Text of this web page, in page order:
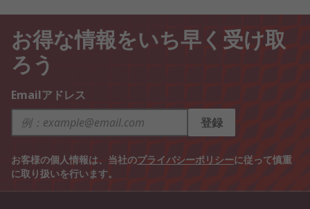
お得な情報をいち早く受け取
ろう
Emailアドレス
登録
お客様の個人情報は、当社のプライバシーポリシーに従って慎重
に取り扱いを行います。